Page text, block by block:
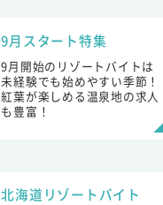
9月スタート特集
9月開始のリゾートバイトは
未経験でも始めやすい季節！
紅葉が楽しめる温泉地の求人
も豊富！
北海道リゾートバイト